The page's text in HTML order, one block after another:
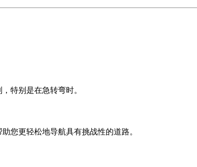
特别是在急转弯时。
您更轻松地导航具有挑战性的道路。